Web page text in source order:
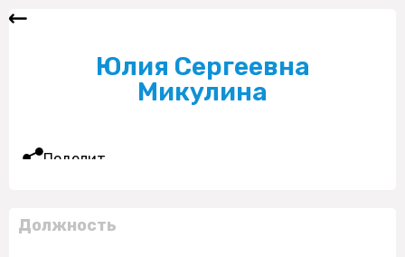
Юлия Сергеевна
Микулина
Поделиться
Должность